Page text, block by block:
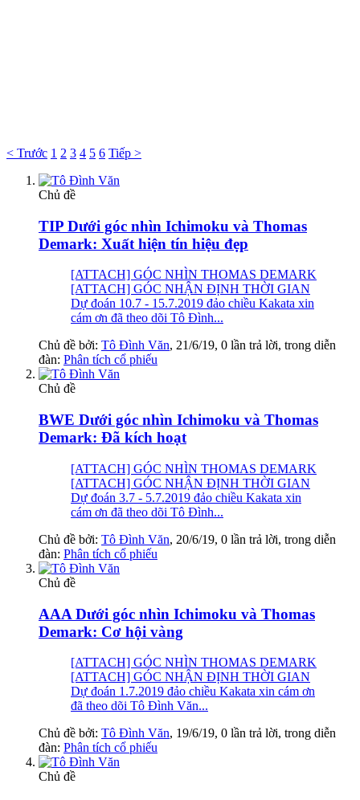
< Trước 1 2 3 4 5 6 Tiếp >
Chủ đề
TIP Dưới góc nhìn Ichimoku và Thomas
Demark: Xuất hiện tín hiệu đẹp
[ATTACH] GÓC NHÌN THOMAS DEMARK
[ATTACH] GÓC NHẬN ĐỊNH THỜI GIAN
Dự đoán 10.7 - 15.7.2019 đảo chiều Kakata xin
cám ơn đã theo dõi Tô Đình...
Chủ đề bởi: Tô Đình Văn, 21/6/19, 0 lần trả lời, trong diễn
đàn: Phân tích cổ phiếu
Chủ đề
BWE Dưới góc nhìn Ichimoku và Thomas
Demark: Đã kích hoạt
[ATTACH] GÓC NHÌN THOMAS DEMARK
[ATTACH] GÓC NHẬN ĐỊNH THỜI GIAN
Dự đoán 3.7 - 5.7.2019 đảo chiều Kakata xin
cám ơn đã theo dõi Tô Đình...
Chủ đề bởi: Tô Đình Văn, 20/6/19, 0 lần trả lời, trong diễn
đàn: Phân tích cổ phiếu
Chủ đề
AAA Dưới góc nhìn Ichimoku và Thomas
Demark: Cơ hội vàng
[ATTACH] GÓC NHÌN THOMAS DEMARK
[ATTACH] GÓC NHẬN ĐỊNH THỜI GIAN
Dự đoán 1.7.2019 đảo chiều Kakata xin cám ơn
đã theo dõi Tô Đình Văn...
Chủ đề bởi: Tô Đình Văn, 19/6/19, 0 lần trả lời, trong diễn
đàn: Phân tích cổ phiếu
Chủ đề